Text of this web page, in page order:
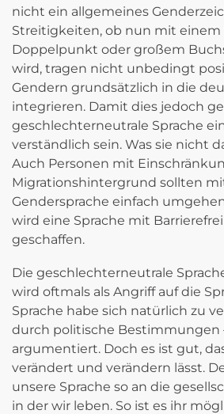
nicht ein allgemeines
Streitigkeiten, ob nun mit einem
Doppelpunkt oder großem
wird, tragen nicht unbedingt
Gendern grundsätzlich in die
integrieren. Damit dies jedoch
geschlechterneutrale Sprache
verständlich sein. Was sie nicht
Auch Personen mit
Migrationshintergrund sollten
Gendersprache einfach
wird eine Sprache mit
geschaffen.
Die geschlechterneutrale
wird oftmals als Angriff auf die
Sprache habe sich natürlich zu
durch politische Bestimmungen
argumentiert. Doch es ist gut,
verändert und verändern lässt.
unsere Sprache so an die
in der wir leben. So ist es ihr